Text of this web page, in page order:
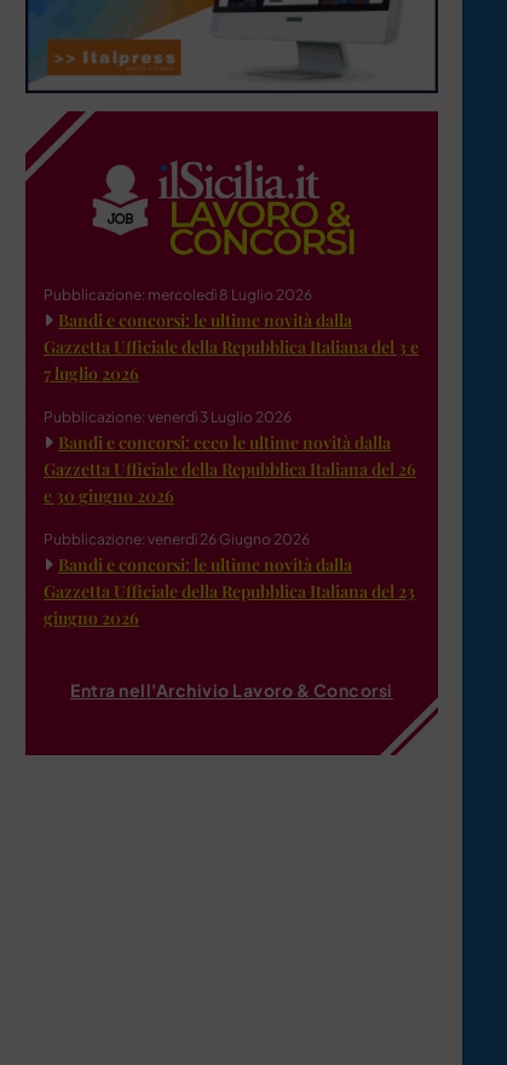
Pubblicazione: mercoledì 8 Luglio 2026
Bandi e concorsi: le ultime novità dalla
Gazzetta Ufficiale della Repubblica Italiana del 3 e
7 luglio 2026
Pubblicazione: venerdì 3 Luglio 2026
Bandi e concorsi: ecco le ultime novità dalla
Gazzetta Ufficiale della Repubblica Italiana del 26
e 30 giugno 2026
Pubblicazione: venerdì 26 Giugno 2026
Bandi e concorsi: le ultime novità dalla
Gazzetta Ufficiale della Repubblica Italiana del 23
giugno 2026
Entra nell'Archivio Lavoro & Concorsi